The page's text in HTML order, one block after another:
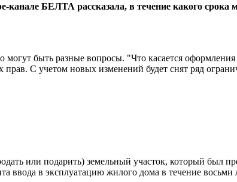
БЕЛТА рассказала, в течение какого срока
быть разные вопросы. "Что касается
С учетом новых изменений будет снят ряд
или подарить) земельный участок, который был
ввода в эксплуатацию жилого дома в течение